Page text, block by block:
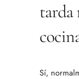
tarda
Sí,